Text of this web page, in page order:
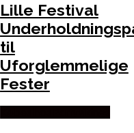
Lille Festival
til
Uforglemmelige
Fester